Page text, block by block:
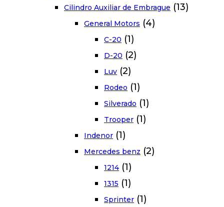
Cilindro Auxiliar de Embrague (13)
General Motors (4)
C-20 (1)
D-20 (2)
Luv (2)
Rodeo (1)
Silverado (1)
Trooper (1)
Indenor (1)
Mercedes benz (2)
1214 (1)
1315 (1)
Sprinter (1)